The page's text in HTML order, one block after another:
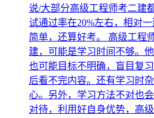
说/大部分高级工程师考二建
试通过率在20%左右，相对
简单，还算好考。 高级工程
建，可能是学习时间不够。
也可能目标不明确，盲目复
后看不完内容。还有学习时
心。另外，学习方法不对也
对待，利用好自身优势，高